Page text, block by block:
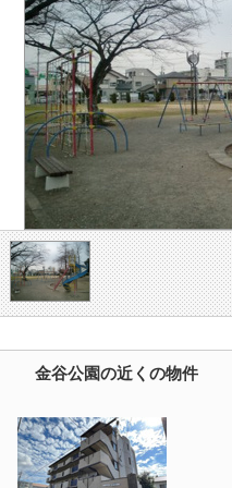
金谷公園の近くの物件